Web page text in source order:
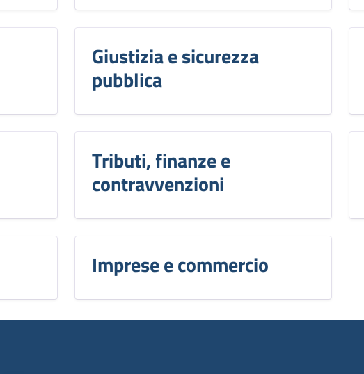
Giustizia e sicurezza
pubblica
Tributi, finanze e
contravvenzioni
Imprese e commercio